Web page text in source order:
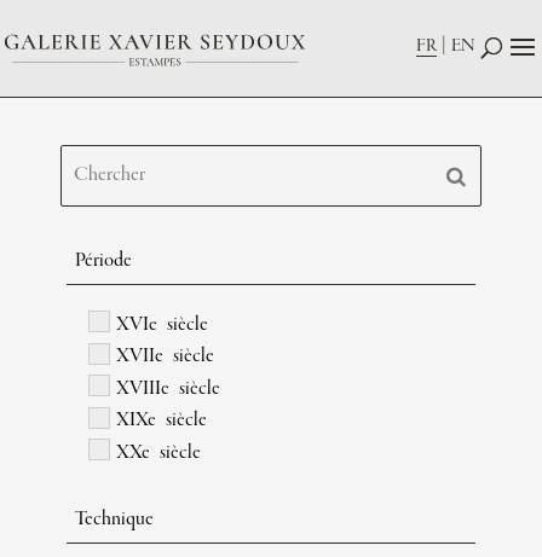
FR EN
Période
XVIe siècle
XVIIe siècle
XVIIIe siècle
XIXe siècle
XXe siècle
Technique